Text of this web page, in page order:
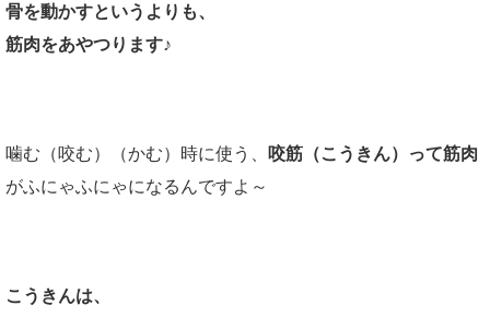
骨を動かすというよりも、
筋肉をあやつります♪
噛む（咬む）（かむ）時に使う、
咬筋（こうきん）って筋肉
がふにゃふにゃになるんですよ～
こうきんは、